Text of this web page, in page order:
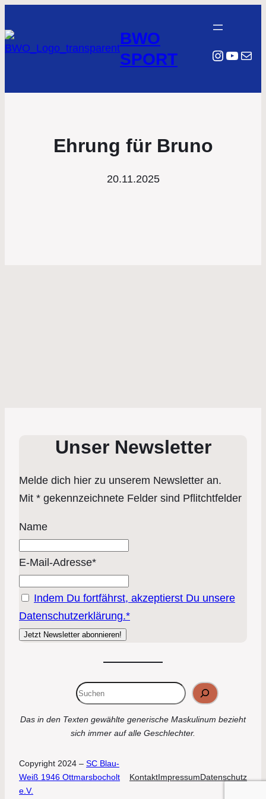
BWO
SPORT
E-Mail
Ehrung für Bruno
20.11.2025
Unser Newsletter
Melde dich hier zu unserem Newsletter an.
Mit * gekennzeichnete Felder sind Pflitchtfelder
Name
E-Mail-Adresse*
Indem Du fortfährst, akzeptierst Du unsere
Datenschutzerklärung.*
Das in den Texten gewählte generische Maskulinum bezieht
sich immer auf alle Geschlechter.
Copyright 2024 – SC Blau-
Weiß 1946 Ottmarsbocholt
e.V.
KontaktImpressumDatenschutz